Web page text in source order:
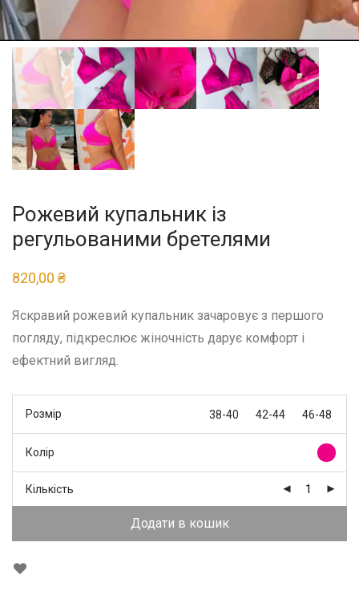
Рожевий купальник із
регульованими бретелями
820,00 ₴
Яскравий рожевий купальник зачаровує з першого
погляду, підкреслює жіночність дарує комфорт і
ефектний вигляд.
Розмір 38-40 42-44 46-48
Колір
Кількість
Додати в кошик